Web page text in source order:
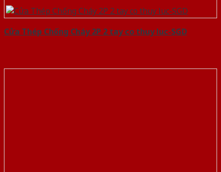
Cửa Thép Chống Cháy 2P 2 tay co thuy luc-SGD